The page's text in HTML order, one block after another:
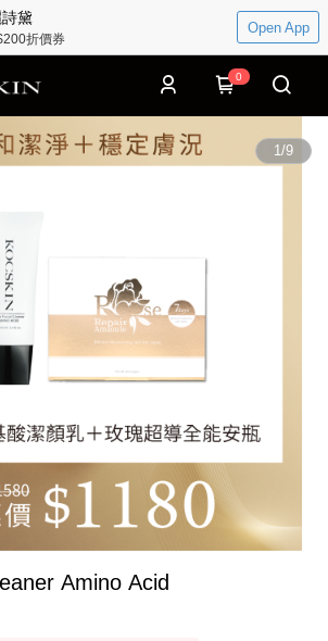
黛
折價券
Open App
0
1/9
Amino Acid